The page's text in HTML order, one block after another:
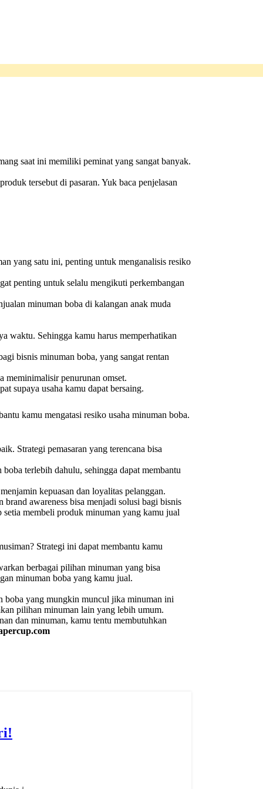
saat ini memiliki peminat yang sangat banyak.
tersebut di pasaran. Yuk baca penjelasan
yang satu ini, penting untuk menganalisis resiko
penting untuk selalu mengikuti perkembangan
minuman boba di kalangan anak muda
waktu. Sehingga kamu harus memperhatikan
bisnis minuman boba, yang sangat rentan
meminimalisir penurunan omset.
supaya usaha kamu dapat bersaing.
kamu mengatasi resiko usaha minuman boba.
Strategi pemasaran yang terencana bisa
terlebih dahulu, sehingga dapat membantu
kepuasan dan loyalitas pelanggan.
awareness bisa menjadi solusi bagi bisnis
setia membeli produk minuman yang kamu jual
Strategi ini dapat membantu kamu
berbagai pilihan minuman yang bisa
minuman boba yang kamu jual.
boba yang mungkin muncul jika minuman ini
pilihan minuman lain yang lebih umum.
dan minuman, kamu tentu membutuhkan